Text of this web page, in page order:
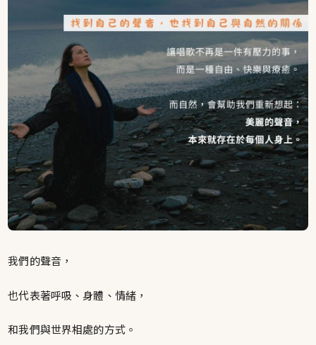
我們的聲音，
也代表著呼吸、身體、情緒，
和我們與世界相處的方式。